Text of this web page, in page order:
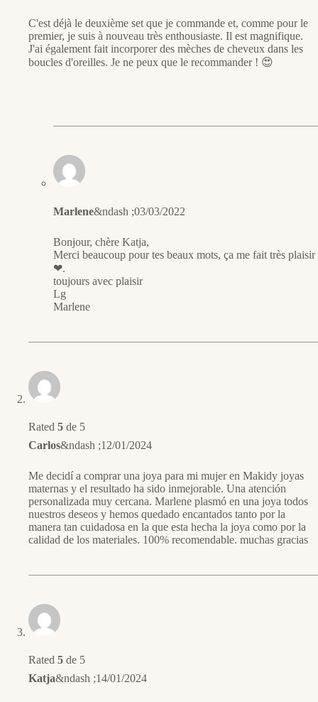
C'est déjà le deuxième set que je commande et, comme pour le
premier, je suis à nouveau très enthousiaste. Il est magnifique.
J'ai également fait incorporer des mèches de cheveux dans les
boucles d'oreilles. Je ne peux que le recommander ! 😍
Marlene&ndash ;03/03/2022
Bonjour, chère Katja,
Merci beaucoup pour tes beaux mots, ça me fait très plaisir
❤.
toujours avec plaisir
Lg
Marlene
Rated 5 de 5
Carlos&ndash ;12/01/2024
Me decidí a comprar una joya para mi mujer en Makidy joyas
maternas y el resultado ha sido inmejorable. Una atención
personalizada muy cercana. Marlene plasmó en una joya todos
nuestros deseos y hemos quedado encantados tanto por la
manera tan cuidadosa en la que esta hecha la joya como por la
calidad de los materiales. 100% recomendable. muchas gracias
Rated 5 de 5
Katja&ndash ;14/01/2024